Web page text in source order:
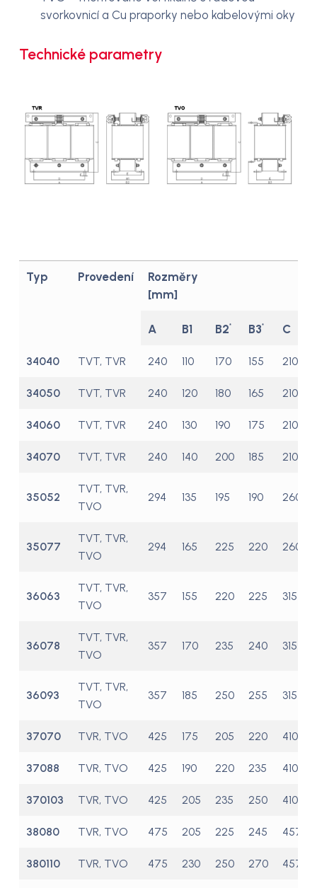
svorkovnicí a Cu praporky nebo kabelovými oky
Technické parametry
Typ Provedení
Rozměry
[mm]
A B1 B2* B3* C
34040 TVT, TVR 240 110 170 155 210
34050 TVT, TVR 240 120 180 165 210
34060 TVT, TVR 240 130 190 175 210
34070 TVT, TVR 240 140 200 185 210
35052
TVT, TVR,
TVO
294 135 195 190 260
35077
TVT, TVR,
TVO
294 165 225 220 260
36063
TVT, TVR,
TVO
357 155 220 225 315
36078
TVT, TVR,
TVO
357 170 235 240 315
36093
TVT, TVR,
TVO
357 185 250 255 315
37070 TVR, TVO 425 175 205 220 410
37088 TVR, TVO 425 190 220 235 410
370103 TVR, TVO 425 205 235 250 410
38080 TVR, TVO 475 205 225 245 457
380110 TVR, TVO 475 230 250 270 457